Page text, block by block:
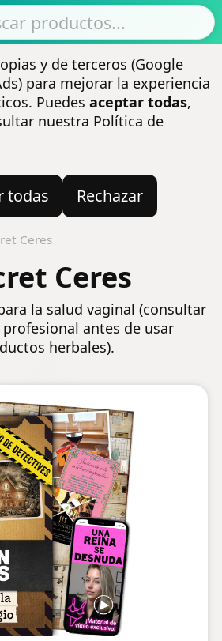
y de terceros (Google
para mejorar la experiencia
Puedes aceptar todas,
nuestra Política de
todas Rechazar
Ceres
Ceres
la salud vaginal (consultar
antes de usar
herbales).